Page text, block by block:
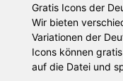
Gratis Icons der
Wir bieten
Variationen der
Icons können
auf die Datei und